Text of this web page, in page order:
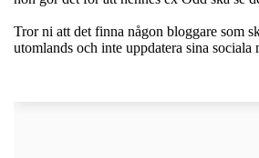
Tror ni att det finna någon bloggare som
utomlands och inte uppdatera sina sociala